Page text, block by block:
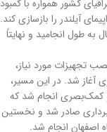
کشور همواره با کمبود
آیلندر را بازسازی کند.
طول انجامید و نهایتاً
تجهیزات مورد نیاز،
آغاز شد. در این مسیر،
کمک‌بصری انجام شد که
صادر شد و نخستین
اصفهان انجام شد.